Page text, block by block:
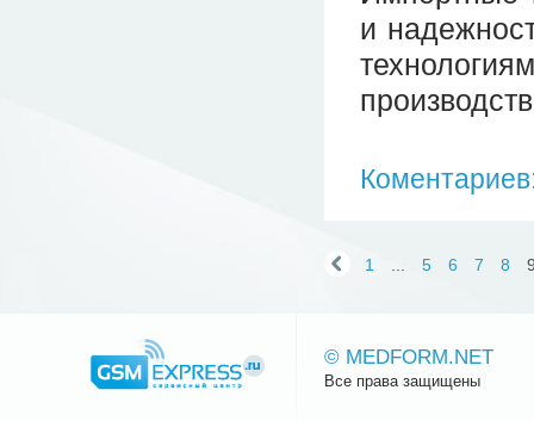
и
1 5 6 7 8
© MEDFORM.NET
Все права защищены